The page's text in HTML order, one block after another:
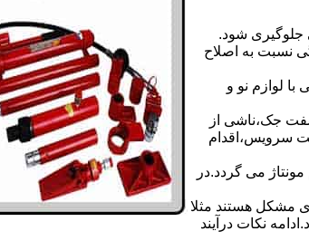
جلوگیری شود.
نسبت به اصلاح
لوازم نو و
جک،ناشی از
سرویس،اقدام
می گردد.در
مشکل هستند مثلا
نکات درآیند